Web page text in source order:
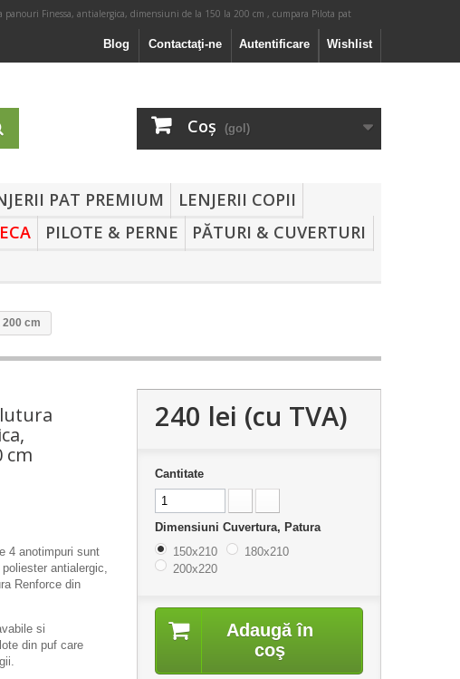
Finessa, antialergica, dimensiuni de la 150 la 200 cm , cumpara Pilota pat
Wishlist
Autentificare
Contactaţi-ne
Blog
Coş (gol)
PAT PREMIUM
LENJERII COPII
PILOTE & PERNE
PĂTURI & CUVERTURI
cm
cm
4 anotimpuri sunt
antialergic,
Renforce din
si
din puf care
240 lei (cu TVA)
Cantitate
Dimensiuni Cuvertura, Patura
150x210
180x210
200x220
Adaugă în
coş